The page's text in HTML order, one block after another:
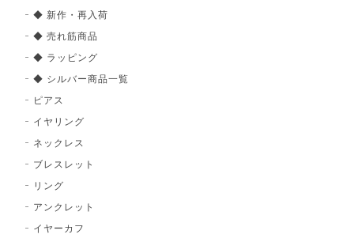
◆ 新作・再入荷
◆ 売れ筋商品
◆ ラッピング
◆ シルバー商品一覧
ピアス
イヤリング
ネックレス
ブレスレット
リング
アンクレット
イヤーカフ